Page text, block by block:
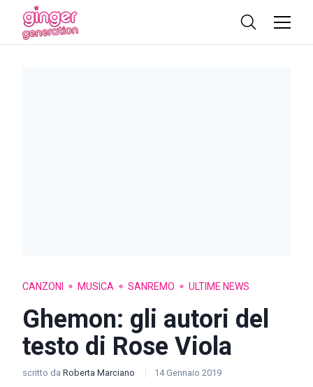
CANZONI MUSICA SANREMO ULTIME NEWS
Ghemon: gli autori del
testo di Rose Viola
scritto da Roberta Marciano 14 Gennaio 2019